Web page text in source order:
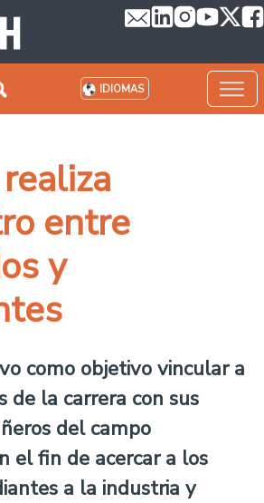
IDIOMAS
entre
y
como objetivo vincular a
de la carrera con sus
del campo
el fin de acercar a los
a la industria y